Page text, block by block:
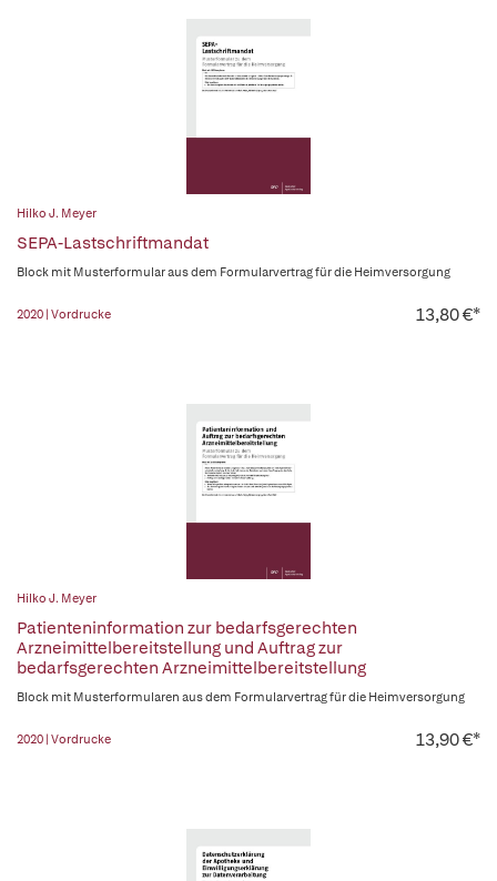
Hilko J. Meyer
SEPA-Lastschriftmandat
Block mit Musterformular aus dem Formularvertrag für die Heimversorgung
2020 | Vordrucke 13,80 €*
Hilko J. Meyer
Patienteninformation zur bedarfsgerechten
Arzneimittelbereitstellung und Auftrag zur
bedarfsgerechten Arzneimittelbereitstellung
Block mit Musterformularen aus dem Formularvertrag für die Heimversorgung
2020 | Vordrucke 13,90 €*